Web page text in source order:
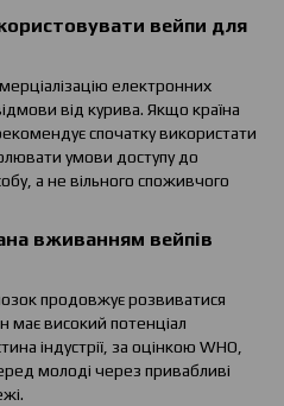
вейпи для
електронних
від курива. Якщо країна
спочатку використати
умови доступу до
а не вільного споживчого
вживанням вейпів
продовжує розвиватися
має високий потенціал
індустрії, за оцінкою WHO,
молоді через привабливі